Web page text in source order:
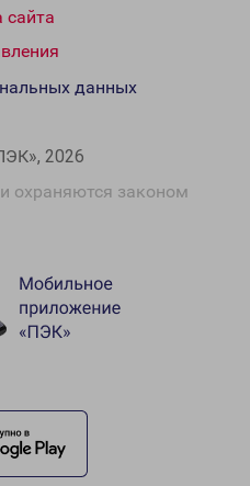
сайта
2026
охраняются законом
данных